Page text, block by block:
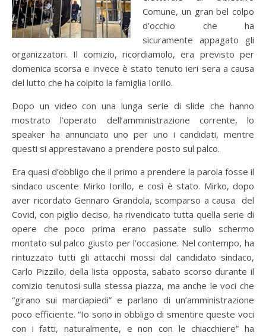
Comune, un gran bel colpo
d’occhio che ha
sicuramente appagato gli
organizzatori. Il comizio, ricordiamolo, era previsto per
domenica scorsa e invece è stato tenuto ieri sera a causa
del lutto che ha colpito la famiglia Iorillo.
Dopo un video con una lunga serie di slide che hanno
mostrato l’operato dell’amministrazione corrente, lo
speaker ha annunciato uno per uno i candidati, mentre
questi si apprestavano a prendere posto sul palco.
Era quasi d’obbligo che il primo a prendere la parola fosse il
sindaco uscente Mirko Iorillo, e così è stato. Mirko, dopo
aver ricordato Gennaro Grandola, scomparso a causa del
Covid, con piglio deciso, ha rivendicato tutta quella serie di
opere che poco prima erano passate sullo schermo
montato sul palco giusto per l’occasione. Nel contempo, ha
rintuzzato tutti gli attacchi mossi dal candidato sindaco,
Carlo Pizzillo, della lista opposta, sabato scorso durante il
comizio tenutosi sulla stessa piazza, ma anche le voci che
“girano sui marciapiedi” e parlano di un’amministrazione
poco efficiente. “Io sono in obbligo di smentire queste voci
con i fatti, naturalmente, e non con le chiacchiere” ha